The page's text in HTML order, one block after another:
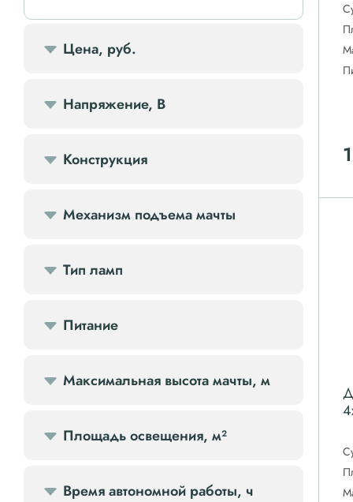
Спиральные компрессоры
Компрессоры доп.
Осветительные мачты
Осушители
Ресиверы
Цена, руб.
Напряжение, В
Конструкция
Механизм подъема мачты
Тип ламп
Питание
Максимальная высота мачты, м
Площадь освещения, м²
Время автономной работы, ч